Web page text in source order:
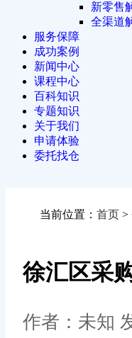
新零售
全渠道
服务保障
成功案例
新闻中心
课程中心
百科知识
专题知识
关于我们
申请体验
委托找仓
当前位置： 首页 >
徐汇区采
作者：未知